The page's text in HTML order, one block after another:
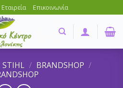
Εταιρεία Επικοινωνία
STIHL / BRANDSHOP /